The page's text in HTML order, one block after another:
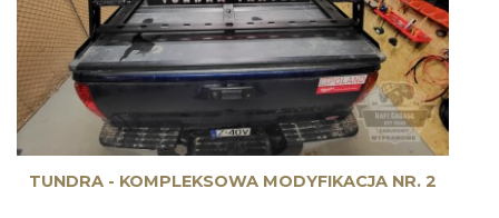
TUNDRA - KOMPLEKSOWA MODYFIKACJA NR. 2